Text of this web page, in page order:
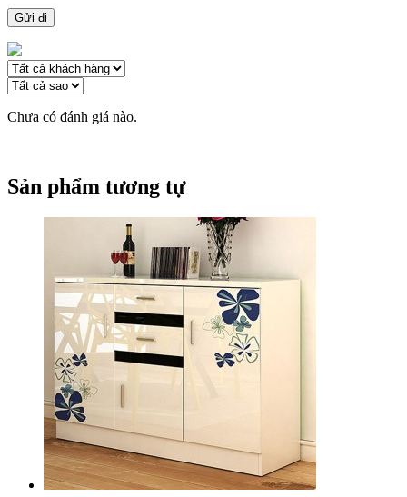
Chưa có đánh giá nào.
Sản phẩm tương tự